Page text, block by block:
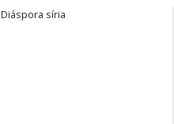
Diáspora síria